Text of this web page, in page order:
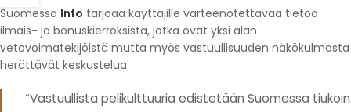
Suomessa Info tarjoaa käyttäjille varteenotettavaa tietoa
ilmais- ja bonuskierroksista, jotka ovat yksi alan
vetovoimatekijöistä mutta myös vastuullisuuden näkökulmasta
herättävät keskustelua.
“Vastuullista pelikulttuuria edistetään Suomessa tiukoin